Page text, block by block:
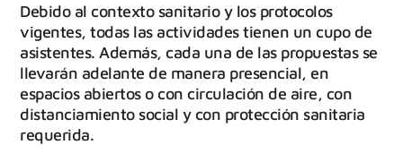
Debido al contexto sanitario y los protocolos
vigentes, todas las actividades tienen un cupo de
asistentes. Además, cada una de las propuestas se
llevarán adelante de manera presencial, en
espacios abiertos o con circulación de aire, con
distanciamiento social y con protección sanitaria
requerida.